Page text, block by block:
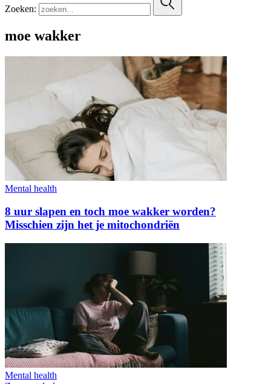
Zoeken:
moe wakker
Mental health
8 uur slapen en toch moe wakker worden?
Misschien zijn het je mitochondriën
Mental health